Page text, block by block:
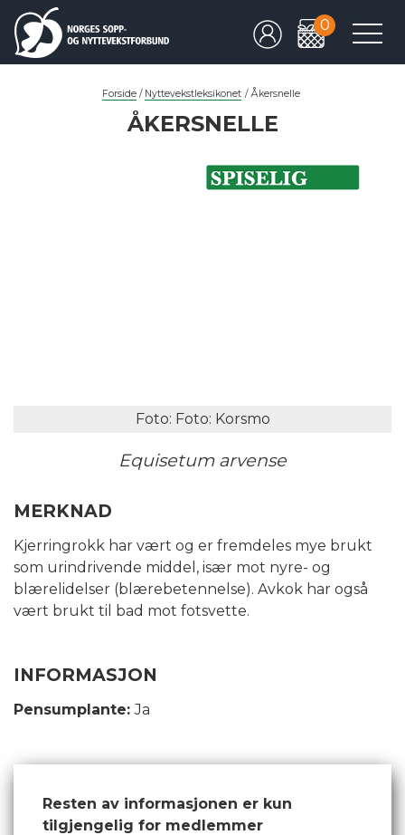
0
Forside / Nyttevekstleksikonet / Åkersnelle
ÅKERSNELLE
Foto: Foto: Korsmo
Equisetum arvense
MERKNAD
Kjerringrokk har vært og er fremdeles mye brukt
som urindrivende middel, især mot nyre- og
blærelidelser (blærebetennelse). Avkok har også
vært brukt til bad mot fotsvette.
INFORMASJON
Pensumplante:Ja
Resten av informasjonen er kun
tilgjengelig for medlemmer